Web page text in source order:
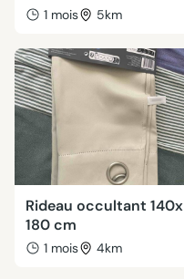
1 mois 5km
Rideau occultant 140x
180 cm
1 mois 4km